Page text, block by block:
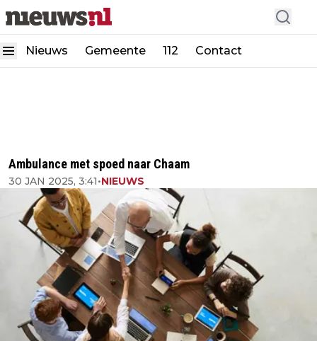
Nieuws Gemeente 112 Contact
Ambulance met spoed naar Chaam
30 JAN 2025, 3:41•NIEUWS